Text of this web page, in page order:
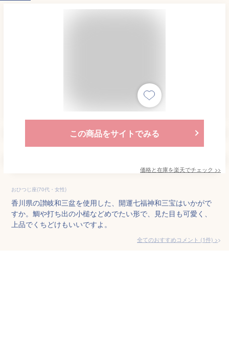
この商品をサイトでみる
価格と在庫を楽天でチェック >>
おひつじ座(70代・女性)
香川県の讃岐和三盆を使用した、開運七福神和三宝はいかがで
すか。鯛や打ち出の小槌などめでたい形で、見た目も可愛く、
上品でくちどけもいいですよ。
全てのおすすめコメント (1件) >